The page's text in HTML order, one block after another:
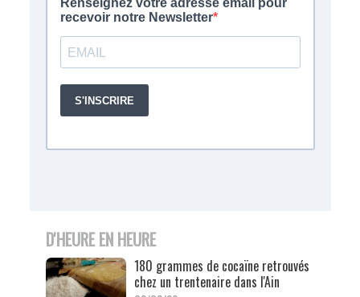
D'HEURE EN HEURE
180 grammes de cocaïne retrouvés
chez un trentenaire dans l'Ain